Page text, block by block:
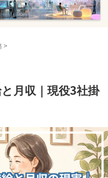
法
>
月収｜現役3社掛